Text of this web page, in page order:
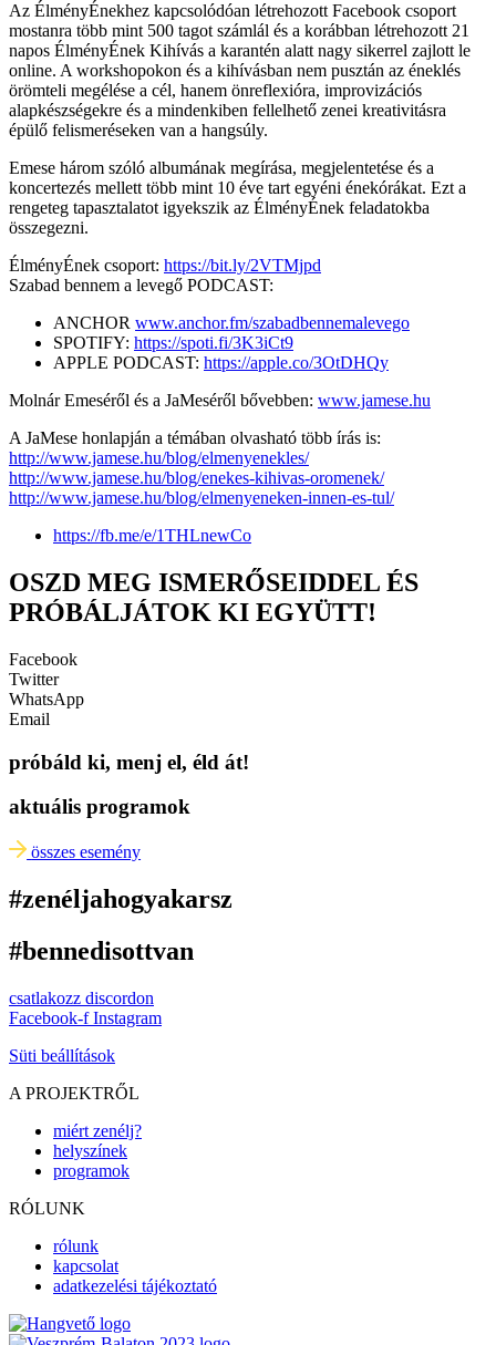
Az ÉlményÉnekhez kapcsolódóan létrehozott Facebook csoport
mostanra több mint 500 tagot számlál és a korábban létrehozott 21
napos ÉlményÉnek Kihívás a karantén alatt nagy sikerrel zajlott le
online. A workshopokon és a kihívásban nem pusztán az éneklés
örömteli megélése a cél, hanem önreflexióra, improvizációs
alapkészségekre és a mindenkiben fellelhető zenei kreativitásra
épülő felismeréseken van a hangsúly.
Emese három szóló albumának megírása, megjelentetése és a
koncertezés mellett több mint 10 éve tart egyéni énekórákat. Ezt a
rengeteg tapasztalatot igyekszik az ÉlményÉnek feladatokba
összegezni.
ÉlményÉnek csoport: https://bit.ly/2VTMjpd
Szabad bennem a levegő PODCAST:
ANCHOR www.anchor.fm/szabadbennemalevego
SPOTIFY: https://spoti.fi/3K3iCt9
APPLE PODCAST: https://apple.co/3OtDHQy
Molnár Emeséről és a JaMeséről bővebben: www.jamese.hu
A JaMese honlapján a témában olvasható több írás is:
http://www.jamese.hu/blog/elmenyenekles/
http://www.jamese.hu/blog/enekes-kihivas-oromenek/
http://www.jamese.hu/blog/elmenyeneken-innen-es-tul/
https://fb.me/e/1THLnewCo
OSZD MEG ISMERŐSEIDDEL ÉS
PRÓBÁLJÁTOK KI EGYÜTT!
Facebook
Twitter
WhatsApp
Email
próbáld ki, menj el, éld át!
aktuális programok
összes esemény
#zenéljahogyakarsz
#bennedisottvan
csatlakozz discordon
Facebook-f Instagram
Süti beállítások
A PROJEKTRŐL
miért zenélj?
helyszínek
programok
RÓLUNK
rólunk
kapcsolat
adatkezelési tájékoztató